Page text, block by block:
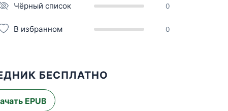
Чёрный список 0
В избранном 0
БЕСПЛАТНО
EPUB